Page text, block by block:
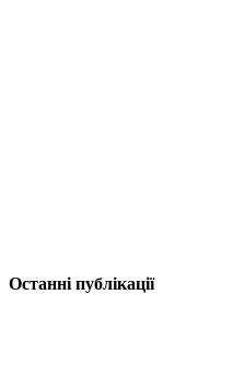
Останні публікації